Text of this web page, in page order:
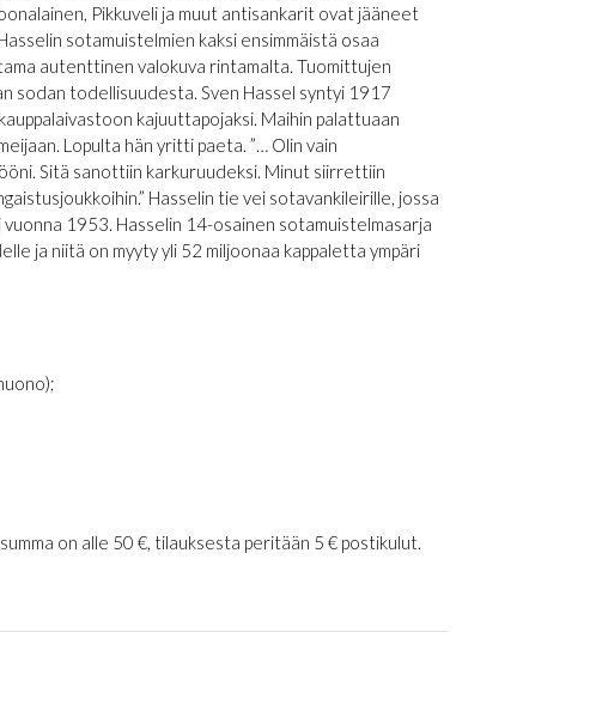
Pikkuveli ja muut antisankarit ovat jääneet
sotamuistelmien kaksi ensimmäistä osaa
autenttinen valokuva rintamalta. Tuomittujen
sodan todellisuudesta. Sven Hassel syntyi 1917
kajuuttapojaksi. Maihin palattuaan
Lopulta hän yritti paeta. ”… Olin vain
Sitä sanottiin karkuruudeksi. Minut siirrettiin
Hasselin tie vei sotavankileirille, jossa
1953. Hasselin 14-osainen sotamuistelmasarja
ja niitä on myyty yli 52 miljoonaa kappaletta ympäri
on alle 50 €, tilauksesta peritään 5 € postikulut.